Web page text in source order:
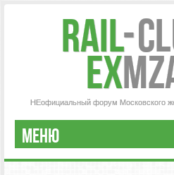
Rail-
ex
НЕофициальный форум Московского
МЕНЮ
РЕГИСТРАЦИЯ